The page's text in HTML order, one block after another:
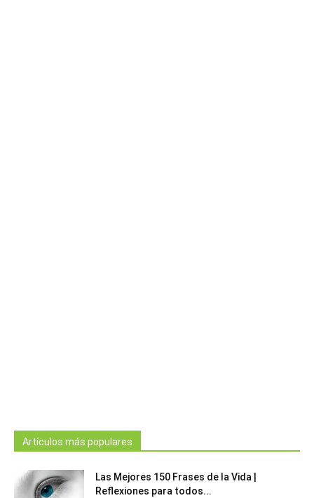
Artículos más populares
Las Mejores 150 Frases de la Vida |
Reflexiones para todos...